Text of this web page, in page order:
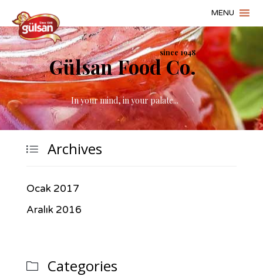
Gülsan Food Co.
since 1948
In your mind, in your palate...
 Archives
Ocak 2017
Aralık 2016
 Categories